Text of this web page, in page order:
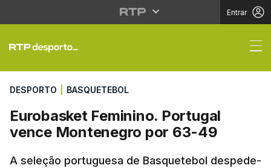
Entrar
Eurobasket
DESPORTO BASQUETEBOL
Eurobasket Feminino. Portugal
vence Montenegro por 63-49
A seleção portuguesa de Basquetebol despede-